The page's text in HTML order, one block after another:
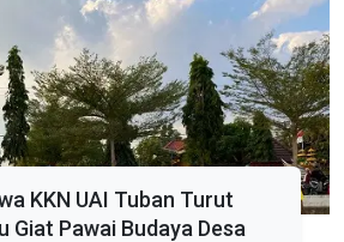
KKN UAI Tuban Turut
Giat Pawai Budaya Desa